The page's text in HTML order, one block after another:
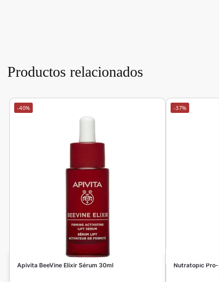
Productos relacionados
-40%
Apivita BeeVine Elixir Sérum 30ml
-37%
Nutratopic